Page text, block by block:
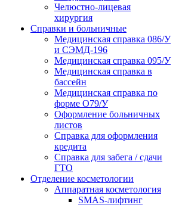
Челюстно-лицевая
хирургия
Справки и больничные
Медицинская справка 086/У
и СЭМД‑196
Медицинская справка 095/У
Медицинская справка в
бассейн
Медицинская справка по
форме О79/У
Оформление больничных
листов
Справка для оформления
кредита
Справка для забега / сдачи
ГТО
Отделение косметологии
Аппаратная косметология
SMAS-лифтинг